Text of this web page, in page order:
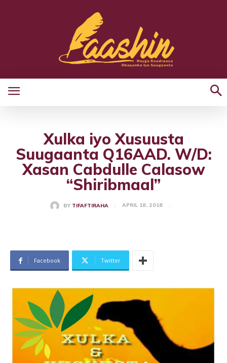
Xulka iyo Xusuusta
Suugaanta Q16AAD. W/D:
Xasan Cabdulle Calasow
“Shiribmaal”
BY TIFAFTIRAHA APRIL 18, 2018
Facebook Twitter